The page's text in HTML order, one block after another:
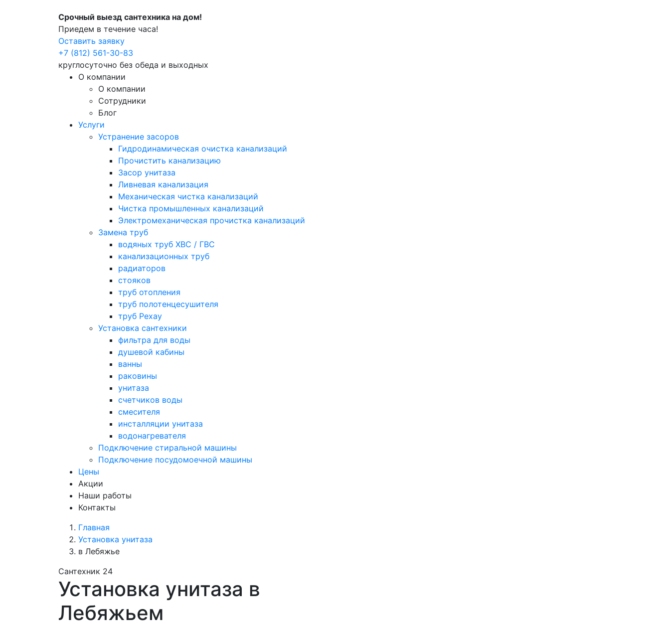
Срочный выезд сантехника на дом!
Приедем в течение часа!
Оставить заявку
+7 (812) 561-30-83
круглосуточно без обеда и выходных
О компании
О компании
Сотрудники
Блог
Услуги
Устранение засоров
Гидродинамическая очистка канализаций
Прочистить канализацию
Засор унитаза
Ливневая канализация
Механическая чистка канализаций
Чистка промышленных канализаций
Электромеханическая прочистка канализаций
Замена труб
водяных труб ХВС / ГВС
канализационных труб
радиаторов
стояков
труб отопления
труб полотенцесушителя
труб Рехау
Установка сантехники
фильтра для воды
душевой кабины
ванны
раковины
унитаза
счетчиков воды
смесителя
инсталляции унитаза
водонагревателя
Подключение стиральной машины
Подключение посудомоечной машины
Цены
Акции
Наши работы
Контакты
Главная
Установка унитаза
в Лебяжье
Сантехник 24
Установка унитаза в
Лебяжьем